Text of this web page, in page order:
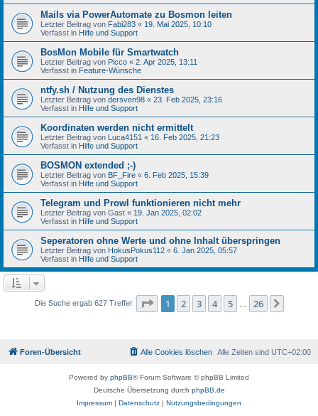
Mails via PowerAutomate zu Bosmon leiten
Letzter Beitrag von Fabi283 « 19. Mai 2025, 10:10
Verfasst in Hilfe und Support
BosMon Mobile für Smartwatch
Letzter Beitrag von Picco « 2. Apr 2025, 13:11
Verfasst in Feature-Wünsche
ntfy.sh / Nutzung des Dienstes
Letzter Beitrag von dersven98 « 23. Feb 2025, 23:16
Verfasst in Hilfe und Support
Koordinaten werden nicht ermittelt
Letzter Beitrag von Luca4151 « 16. Feb 2025, 21:23
Verfasst in Hilfe und Support
BOSMON extended ;-)
Letzter Beitrag von BF_Fire « 6. Feb 2025, 15:39
Verfasst in Hilfe und Support
Telegram und Prowl funktionieren nicht mehr
Letzter Beitrag von Gast « 19. Jan 2025, 02:02
Verfasst in Hilfe und Support
Seperatoren ohne Werte und ohne Inhalt überspringen
Letzter Beitrag von HokusPokus112 « 6. Jan 2025, 05:57
Verfasst in Hilfe und Support
Die Suche ergab 627 Treffer Seite 1von 26
1 2 3 4 5 26
Foren-Übersicht Alle Zeiten sind UTC+02:00
Alle Cookies löschen
Powered by phpBB® Forum Software © phpBB Limited
Deutsche Übersetzung durch phpBB.de
Impressum | Datenschutz | Nutzungsbedingungen